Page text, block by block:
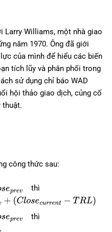
Larry Williams, một nhà giao
năm 1970. Ông đã giới
của mình để hiểu các biến
tích lũy và phân phối trong
sử dụng chỉ báo WAD
hội thảo giao dịch, củng cố
thuật.
công thức sau:
rev
thì
s e urrent−TRL)
rev
thì